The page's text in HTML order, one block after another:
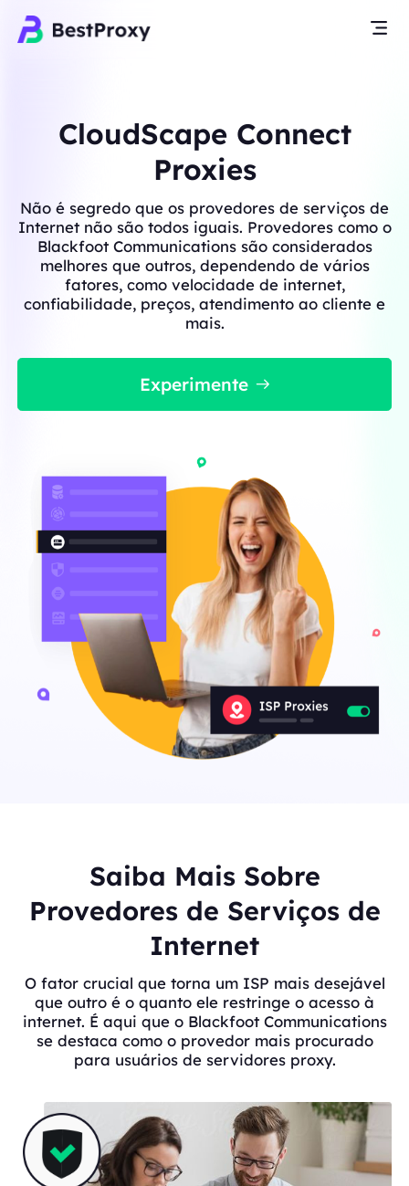
CloudScape Connect
Proxies
Não é segredo que os provedores de serviços de
Internet não são todos iguais. Provedores como o
Blackfoot Communications são considerados
melhores que outros, dependendo de vários
fatores, como velocidade de internet,
confiabilidade, preços, atendimento ao cliente e
mais.
Experimente
Saiba Mais Sobre
Provedores de Serviços de
Internet
O fator crucial que torna um ISP mais desejável
que outro é o quanto ele restringe o acesso à
internet. É aqui que o Blackfoot Communications
se destaca como o provedor mais procurado
para usuários de servidores proxy.